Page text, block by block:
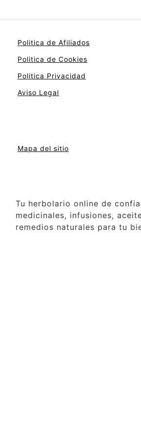
Politica de Afiliados
Politica de Cookies
Politica Privacidad
Aviso Legal
Mapa del sitio
Tu herbolario online de
medicinales, infusiones,
remedios naturales para tu